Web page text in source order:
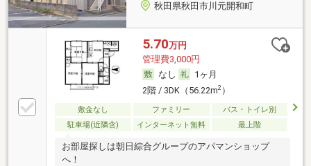
秋田県秋田市川元開和町
5.70万円
管理費3,000円
なし
1ヶ月
2階 / 3DK（56.22m2）
敷金なし ファミリー
バス・トイレ別
駐車場(近隣含)
インターネット無料 最上階
お部屋探しは朝日綜合グループのアパマンショップ
へ！